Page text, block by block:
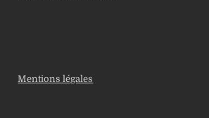
Mentions légales